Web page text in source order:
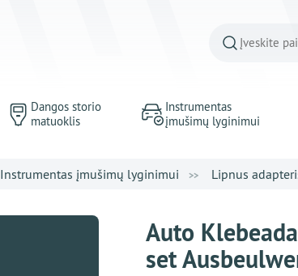
Dangos storio
matuoklis
Instrumentas
įmušimų lyginimui
Instrumentas įmušimų lyginimui Lipnus
Auto
set